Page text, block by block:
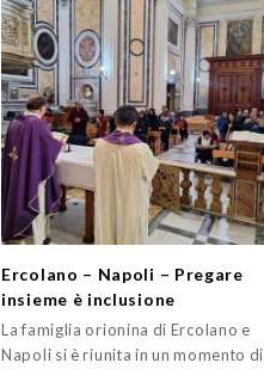
Ercolano – Napoli – Pregare
insieme è inclusione
La famiglia orionina di Ercolano e
Napoli si è riunita in un momento di